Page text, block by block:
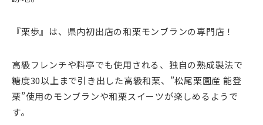
『栗歩』は、県内初出店の和栗モンブランの専門店！
高級フレンチや料亭でも使用される、独自の熟成製法で
糖度30以上まで引き出した高級和栗、”松尾栗園産 能登
栗”使用のモンブランや和栗スイーツが楽しめるようで
す。